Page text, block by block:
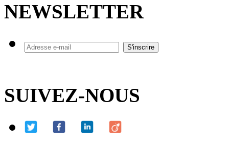
NEWSLETTER
SUIVEZ-NOUS